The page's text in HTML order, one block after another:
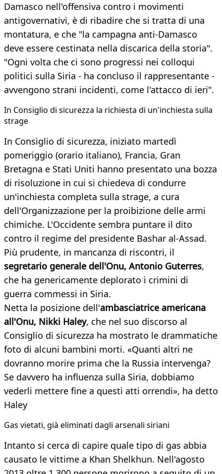
Damasco nell'offensiva contro i movimenti
antigovernativi, è di ribadire che si tratta di una
montatura, e che "la campagna anti-Damasco
deve essere cestinata nella discarica della storia".
"Ogni volta che ci sono progressi nei colloqui
politici sulla Siria - ha concluso il rappresentante -
avvengono strani incidenti, come l'attacco di ieri".
In Consiglio di sicurezza la richiesta di un'inchiesta sulla
strage
In Consiglio di sicurezza, iniziato martedì
pomeriggio (orario italiano), Francia, Gran
Bretagna e Stati Uniti hanno presentato una bozza
di risoluzione in cui si chiedeva di condurre
un'inchiesta completa sulla strage, a cura
dell'Organizzazione per la proibizione delle armi
chimiche. L'Occidente sembra puntare il dito
contro il regime del presidente Bashar al-Assad.
Più prudente, in mancanza di riscontri, il
segretario generale dell'Onu, Antonio Guterres,
che ha genericamente deplorato i crimini di
guerra commessi in Siria.
Netta la posizione dell'ambasciatrice americana
all'Onu, Nikki Haley, che nel suo discorso al
Consiglio di sicurezza ha mostrato le drammatiche
foto di alcuni bambini morti. «Quanti altri ne
dovranno morire prima che la Russia intervenga?
Se davvero ha influenza sulla Siria, dobbiamo
vederli mettere fine a questi atti orrendi», ha detto
Haley
Gas vietati, già eliminati dagli arsenali siriani
Intanto si cerca di capire quale tipo di gas abbia
causato le vittime a Khan Shelkhun. Nell'agosto